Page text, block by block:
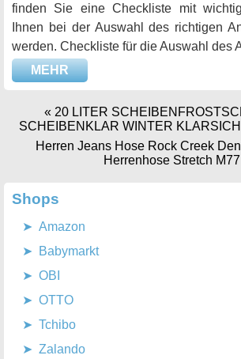
finden Sie eine Checkliste mit
Ihnen bei der Auswahl des richtigen
werden. Checkliste für die Auswahl des
MEHR
« 20 LITER
SCHEIBENKLAR WINTER
Herren Jeans Hose Rock Creek
Herrenhose Stretch M77
Shops
Amazon
Babymarkt
OBI
OTTO
Tchibo
Zalando